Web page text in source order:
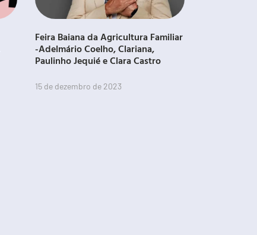
Feira Baiana da Agricultura Familiar
-Adelmário Coelho, Clariana,
Paulinho Jequié e Clara Castro
15 de dezembro de 2023